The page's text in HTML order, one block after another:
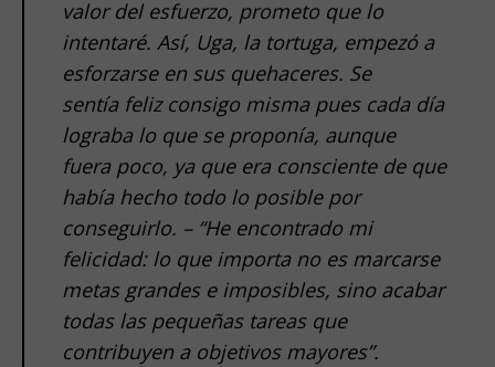
valor del esfuerzo, prometo que lo
intentaré. Así, Uga, la tortuga, empezó a
esforzarse en sus quehaceres. Se
sentía feliz consigo misma pues cada día
lograba lo que se proponía, aunque
fuera poco, ya que era consciente de que
había hecho todo lo posible por
conseguirlo. – “He encontrado mi
felicidad: lo que importa no es marcarse
metas grandes e imposibles, sino acabar
todas las pequeñas tareas que
contribuyen a objetivos mayores”.